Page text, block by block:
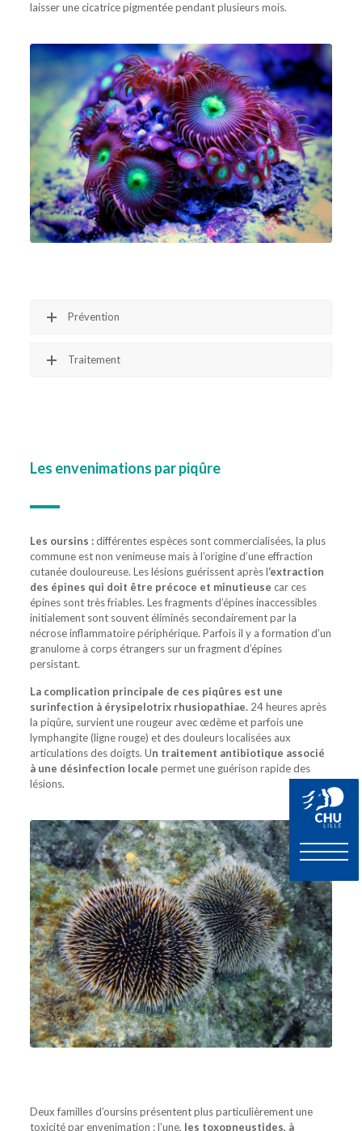
laisser une cicatrice pigmentée pendant plusieurs mois.
Prévention
Traitement
Les envenimations par piqûre
Les oursins :différentes espèces sont commercialisées, la plus
commune est non venimeuse mais à l’origine d’une effraction
cutanée douloureuse. Les lésions guérissent après l‘extraction
des épines qui doit être précoce et minutieuse car ces
épines sont très friables. Les fragments d’épines inaccessibles
initialement sont souvent éliminés secondairement par la
nécrose inflammatoire périphérique. Parfois il y a formation d’un
granulome à corps étrangers sur un fragment d’épines
persistant.
La complication principale de ces piqûres est une
surinfection à érysipelotrix rhusiopathiae.24 heures après
la piqûre, survient une rougeur avec œdème et parfois une
lymphangite (ligne rouge) et des douleurs localisées aux
articulations des doigts. Un traitement antibiotique associé
à une désinfection locale permet une guérison rapide des
lésions.
Deux familles d’oursins présentent plus particulièrement une
toxicité par envenimation : l’une, les toxopneustides, à